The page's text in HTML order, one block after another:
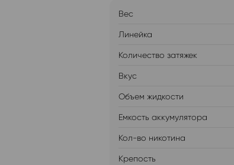
Вес
Линейка
Количество затяжек
Вкус
Объем жидкости
Емкость аккумулятора
Кол-во никотина
Крепость